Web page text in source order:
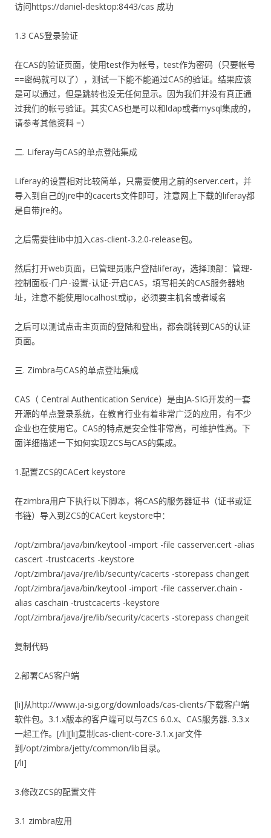
访问https://daniel-desktop:8443/cas 成功
1.3 CAS登录验证
在CAS的验证页面，使用test作为帐号，test作为密码（只要帐号
==密码就可以了），测试一下能不能通过CAS的验证。结果应该
是可以通过，但是跳转也没无任何显示。因为我们并没有真正通
过我们的帐号验证。其实CAS也是可以和ldap或者mysql集成的，
请参考其他资料 =）
二. Liferay与CAS的单点登陆集成
Liferay的设置相对比较简单，只需要使用之前的server.cert，并
导入到自己的jre中的cacerts文件即可，注意网上下载的liferay都
是自带jre的。
之后需要往lib中加入cas-client-3.2.0-release包。
然后打开web页面，已管理员账户登陆liferay，选择顶部：管理-
控制面板-门户-设置-认证-开启CAS，填写相关的CAS服务器地
址，注意不能使用localhost或ip，必须要主机名或者域名
之后可以测试点击主页面的登陆和登出，都会跳转到CAS的认证
页面。
三. Zimbra与CAS的单点登陆集成
CAS（ Central Authentication Service）是由JA-SIG开发的一套
开源的单点登录系统，在教育行业有着非常广泛的应用，有不少
企业也在使用它。CAS的特点是安全性非常高，可维护性高。下
面详细描述一下如何实现ZCS与CAS的集成。
1.配置ZCS的CACert keystore
在zimbra用户下执行以下脚本，将CAS的服务器证书（证书或证
书链）导入到ZCS的CACert keystore中：
/opt/zimbra/java/bin/keytool -import -file casserver.cert -alias
cascert -trustcacerts -keystore
/opt/zimbra/java/jre/lib/security/cacerts -storepass changeit
/opt/zimbra/java/bin/keytool -import -file casserver.chain -
alias caschain -trustcacerts -keystore
/opt/zimbra/java/jre/lib/security/cacerts -storepass changeit
复制代码
2.部署CAS客户端
[li]从http://www.ja-sig.org/downloads/cas-clients/下载客户端
软件包。3.1.x版本的客户端可以与ZCS 6.0.x、CAS服务器. 3.3.x
一起工作。[/li][li]复制cas-client-core-3.1.x.jar文件
到/opt/zimbra/jetty/common/lib目录。
[/li]
3.修改ZCS的配置文件
3.1 zimbra应用